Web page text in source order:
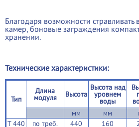
Благодаря возможности
камер, боновые заграждения
хранении.
Технические характеристики:
Тип
Длина
модуля Высота
Высота над
уровнем
воды
мм
мм
Т 440
по треб. 440 160